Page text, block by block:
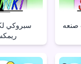
سبروكي
صنعه